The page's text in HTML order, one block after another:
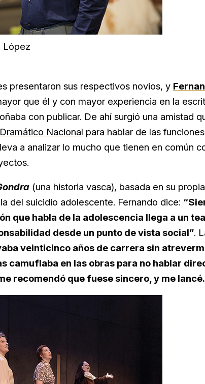
López
presentaron sus respectivos novios, y
que él y con mayor experiencia en la
con publicar. De ahí surgió una amistad
Nacional para hablar de las
a analizar lo mucho que tienen en común
(una historia vasca), basada en su
del suicidio adolescente. Fernando dice:
que habla de la adolescencia llega a un
desde un punto de vista social”.
veinticinco años de carrera sin
camuflaba en las obras para no hablar
recomendó que fuese sincero, y me